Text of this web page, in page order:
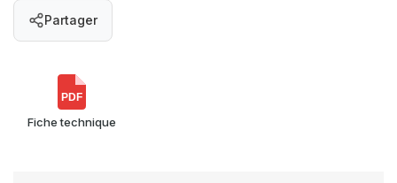
Partager
PDF
Fiche technique